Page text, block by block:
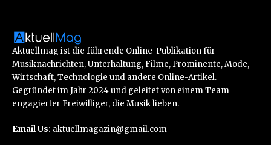
Aktuellmag ist die führende Online-Publikation für
Musiknachrichten, Unterhaltung, Filme, Prominente, Mode,
Wirtschaft, Technologie und andere Online-Artikel.
Gegründet im Jahr 2024 und geleitet von einem Team
engagierter Freiwilliger, die Musik lieben.
Email Us: aktuellmagazin@gmail.com